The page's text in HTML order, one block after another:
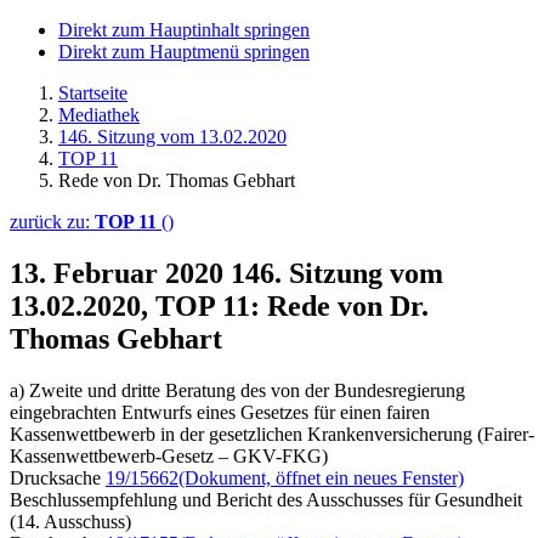
Direkt zum Hauptinhalt springen
Direkt zum Hauptmenü springen
Startseite
Mediathek
146. Sitzung vom 13.02.2020
TOP 11
Rede von Dr. Thomas Gebhart
zurück zu: TOP 11 ()
13. Februar 2020 146. Sitzung vom
13.02.2020, TOP 11: Rede von Dr.
Thomas Gebhart
a) Zweite und dritte Beratung des von der Bundesregierung
eingebrachten Entwurfs eines Gesetzes für einen fairen
Kassenwettbewerb in der gesetzlichen Krankenversicherung (Fairer-
Kassenwettbewerb-Gesetz – GKV-FKG)
Drucksache 19/15662(Dokument, öffnet ein neues Fenster)
Beschlussempfehlung und Bericht des Ausschusses für Gesundheit
(14. Ausschuss)